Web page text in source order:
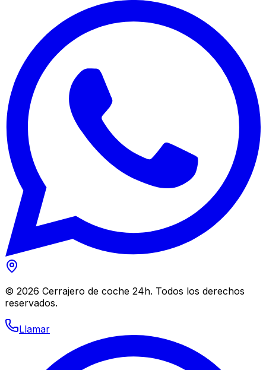
© 2026 Cerrajero de coche 24h. Todos los derechos
reservados.
Llamar